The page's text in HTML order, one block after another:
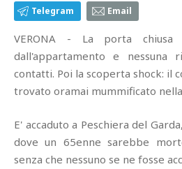
Telegram Email
VERONA - La porta
dall'appartamento e nessuna
contatti. Poi la scoperta shock: il
trovato oramai mummificato
E' accaduto a Peschiera del
dove un 65enne sarebbe
senza che nessuno se ne fosse